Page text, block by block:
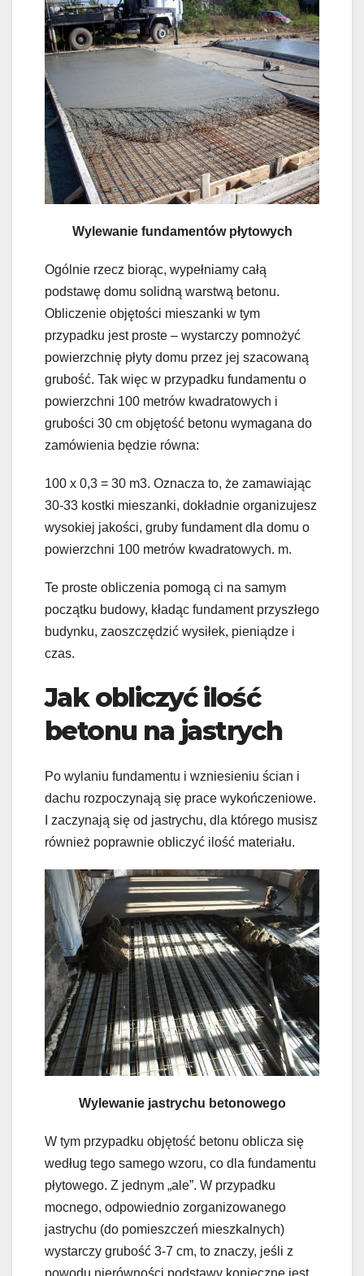
Wylewanie fundamentów płytowych
Ogólnie rzecz biorąc, wypełniamy całą
podstawę domu solidną warstwą betonu.
Obliczenie objętości mieszanki w tym
przypadku jest proste – wystarczy pomnożyć
powierzchnię płyty domu przez jej szacowaną
grubość. Tak więc w przypadku fundamentu o
powierzchni 100 metrów kwadratowych i
grubości 30 cm objętość betonu wymagana do
zamówienia będzie równa:
100 x 0,3 = 30 m3. Oznacza to, że zamawiając
30-33 kostki mieszanki, dokładnie organizujesz
wysokiej jakości, gruby fundament dla domu o
powierzchni 100 metrów kwadratowych. m.
Te proste obliczenia pomogą ci na samym
początku budowy, kładąc fundament przyszłego
budynku, zaoszczędzić wysiłek, pieniądze i
czas.
Jak obliczyć ilość
betonu na jastrych
Po wylaniu fundamentu i wzniesieniu ścian i
dachu rozpoczynają się prace wykończeniowe.
I zaczynają się od jastrychu, dla którego musisz
również poprawnie obliczyć ilość materiału.
Wylewanie jastrychu betonowego
W tym przypadku objętość betonu oblicza się
według tego samego wzoru, co dla fundamentu
płytowego. Z jednym „ale”. W przypadku
mocnego, odpowiednio zorganizowanego
jastrychu (do pomieszczeń mieszkalnych)
wystarczy grubość 3-7 cm, to znaczy, jeśli z
powodu nierówności podstawy konieczne jest